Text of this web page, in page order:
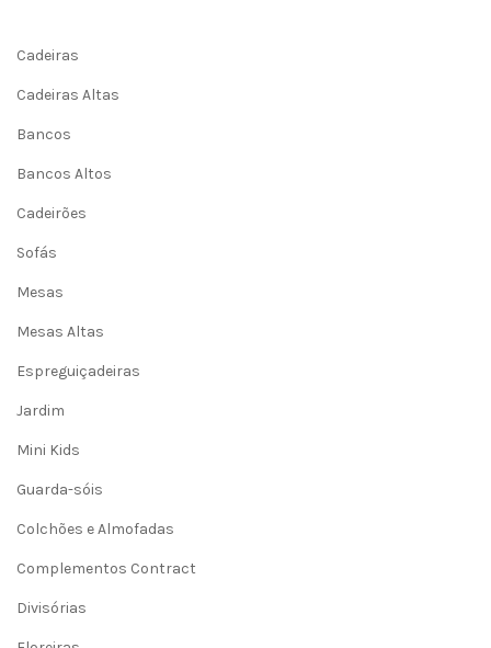
Cadeiras
Cadeiras Altas
Bancos
Bancos Altos
Cadeirões
Sofás
Mesas
Mesas Altas
Espreguiçadeiras
Jardim
Mini Kids
Guarda-sóis
Colchões e Almofadas
Complementos Contract
Divisórias